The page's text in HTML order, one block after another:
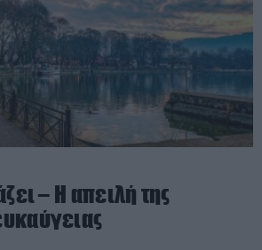
– Η απειλή της